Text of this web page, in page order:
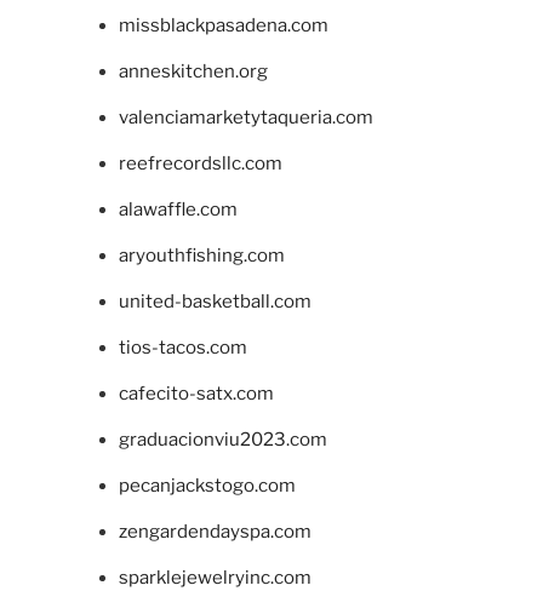
missblackpasadena.com
anneskitchen.org
valenciamarketytaqueria.com
reefrecordsllc.com
alawaffle.com
aryouthfishing.com
united-basketball.com
tios-tacos.com
cafecito-satx.com
graduacionviu2023.com
pecanjackstogo.com
zengardendayspa.com
sparklejewelryinc.com